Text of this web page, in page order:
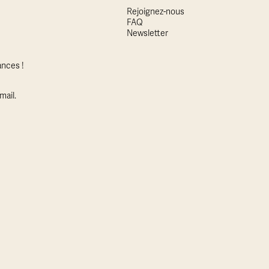
!
Rejoignez-nous
FAQ
Newsletter